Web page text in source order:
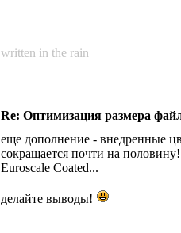
written in the rain
Re: Оптимизация размера
еще дополнение - внедренные
сокращается почти на
Euroscale Coated...
делайте выводы!